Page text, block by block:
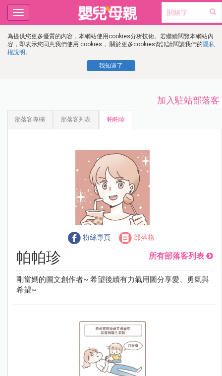
為提供您更多優質的內容，本網站使用cookies分析技術。若繼續閱覽本網站內
容，即表示您同意我們使用 cookies， 關於更多cookies資訊請閱讀我們的隱私
權說明 。
我知道了
Toggle
navigation
加入駐站部落客
部落客專欄 部落客列表 帕帕珍
粉絲專頁 部落格
帕帕珍 所有部落客列表
剛當媽的圖文創作者~ 希望後續有力氣用圖分享愛、勇氣與
希望~